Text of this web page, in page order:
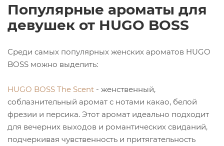
Популярные ароматы для
девушек от HUGO BOSS
Среди самых популярных женских ароматов HUGO
BOSS можно выделить:
HUGO BOSS The Scent - женственный,
соблазнительный аромат с нотами какао, белой
фрезии и персика. Этот аромат идеально подходит
для вечерних выходов и романтических свиданий,
подчеркивая чувственность и притягательность